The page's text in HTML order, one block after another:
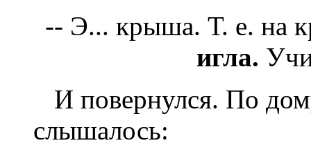
-- Э... крыша. Т. е. на
игла.
И повернулся. По
слышалось: